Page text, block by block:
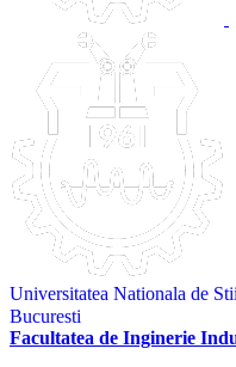
Universitatea Nationala de
Bucuresti
Facultatea de Inginerie